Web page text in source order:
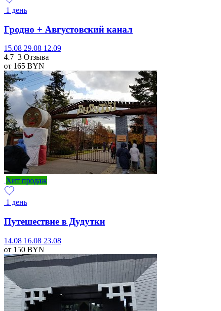
1 день
Гродно + Августовский канал
15.08 29.08 12.09
4.7 3 Отзыва
от 165 BYN
Хит продаж
1 день
Путешествие в Дудутки
14.08 16.08 23.08
от 150 BYN